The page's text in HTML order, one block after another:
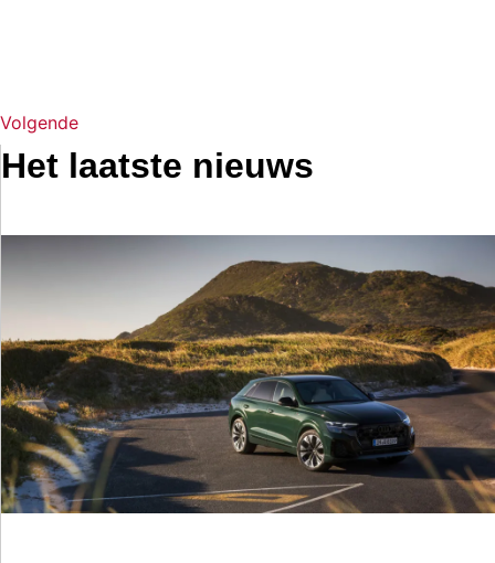
Volgende
Het laatste nieuws